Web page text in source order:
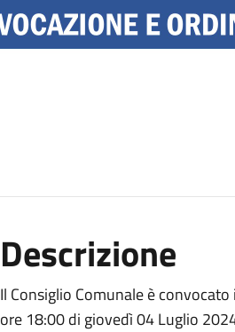
Descrizione
Il Consiglio Comunale è
ore 18:00 di giovedì 04 Luglio